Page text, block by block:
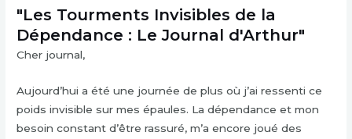
"Les Tourments Invisibles de la
Dépendance : Le Journal d'Arthur"
Cher journal,
Aujourd’hui a été une journée de plus où j’ai ressenti ce
poids invisible sur mes épaules. La dépendance et mon
besoin constant d’être rassuré, m’a encore joué des